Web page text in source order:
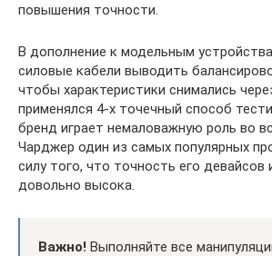
повышения точности.
В дополнение к модельным
силовые кабели выводить
чтобы характеристики снимались
применялся 4-х точечный способ
бренд играет немаловажную роль во
Чарджер один из самых популярных
силу того, что точность его девайсов
довольно высока.
Важно! Выполняйте все